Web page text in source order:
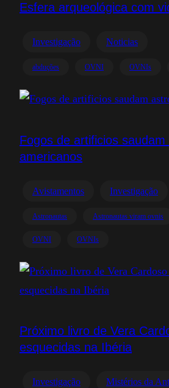
Esfera arqueológica com
Investigação Noticias
abduções OVNI OVNIs
Fogos de artificios
americanos
Avistamentos Investigação
Astronautas Astronautas viram ovnis
OVNI OVNIs
Próximo livro de Vera
esquecidas na Ibéria
Investigação Mistérios da